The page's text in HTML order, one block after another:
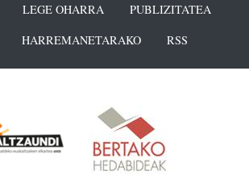
LEGE OHARRA
PUBLIZITATEA
HARREMANETARAKO RSS